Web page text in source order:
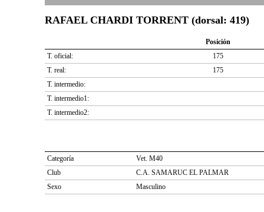
RAFAEL CHARDI TORRENT (dorsal: 419)
Posición
T. oficial:
175
T. real:
175
T. intermedio:
T. intermedio1:
T. intermedio2:
Categoría
Vet. M40
Club
C.A. SAMARUC EL PALMAR
Sexo
Masculino